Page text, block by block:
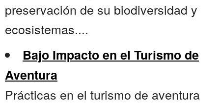
preservación de su biodiversidad y
ecosistemas....
Bajo Impacto en el Turismo de
Aventura
Prácticas en el turismo de aventura